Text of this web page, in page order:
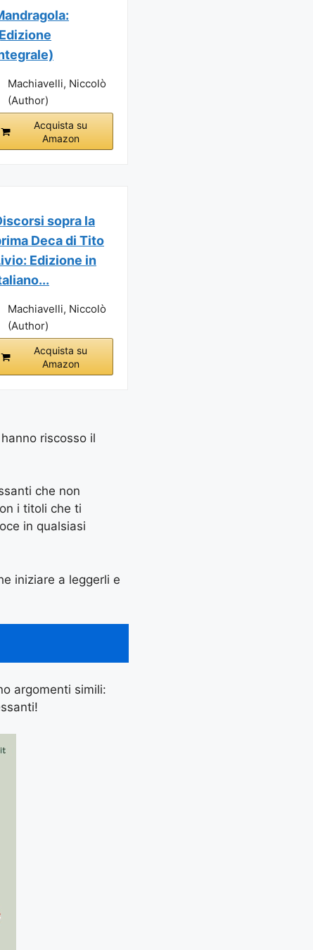
Machiavelli, Niccolò
(Author)
Acquista su
Amazon
sopra la
Deca di Tito
Edizione in
Machiavelli, Niccolò
(Author)
Acquista su
Amazon
riscosso il
che non
i titoli che ti
in qualsiasi
iniziare a leggerli e
argomenti simili: